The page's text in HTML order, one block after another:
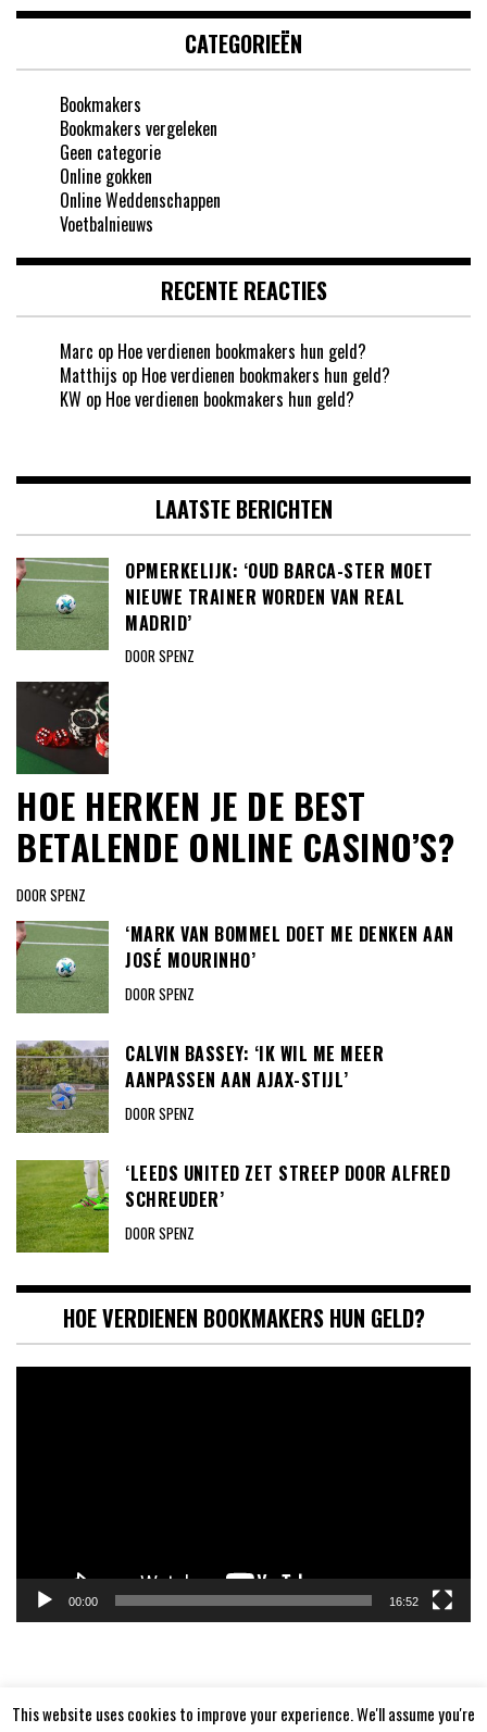
CATEGORIEËN
Bookmakers
Bookmakers vergeleken
Geen categorie
Online gokken
Online Weddenschappen
Voetbalnieuws
RECENTE REACTIES
Marc op Hoe verdienen bookmakers hun geld?
Matthijs op Hoe verdienen bookmakers hun geld?
KW op Hoe verdienen bookmakers hun geld?
LAATSTE BERICHTEN
OPMERKELIJK: ‘OUD BARCA-STER MOET
NIEUWE TRAINER WORDEN VAN REAL
MADRID’
DOOR SPENZ
HOE HERKEN JE DE BEST
BETALENDE ONLINE CASINO’S?
DOOR SPENZ
‘MARK VAN BOMMEL DOET ME DENKEN AAN
JOSÉ MOURINHO’
DOOR SPENZ
CALVIN BASSEY: ‘IK WIL ME MEER
AANPASSEN AAN AJAX-STIJL’
DOOR SPENZ
‘LEEDS UNITED ZET STREEP DOOR ALFRED
SCHREUDER’
DOOR SPENZ
HOE VERDIENEN BOOKMAKERS HUN GELD?
00:00 16:52
This website uses cookies to improve your experience. We'll assume you're